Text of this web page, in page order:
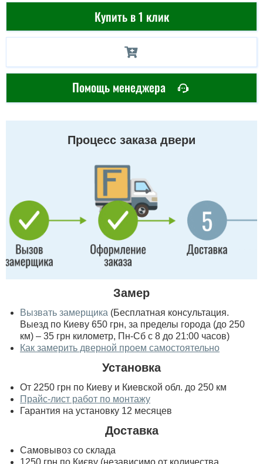
Купить в 1 клик
Помощь менеджера
Процесс заказа двери
Замер
Вызвать замерщика (Бесплатная консультация.
Выезд по Киеву 650 грн, за пределы города (до 250
км) – 35 грн километр, Пн-Сб с 8 до 21:00 часов)
Как замерить дверной проем самостоятельно
Установка
От 2250 грн по Киеву и Киевской обл. до 250 км
Прайс-лист работ по монтажу
Гарантия на установку 12 месяцев
Доставка
Самовывоз со склада
1250 грн по Києву (независимо от количества